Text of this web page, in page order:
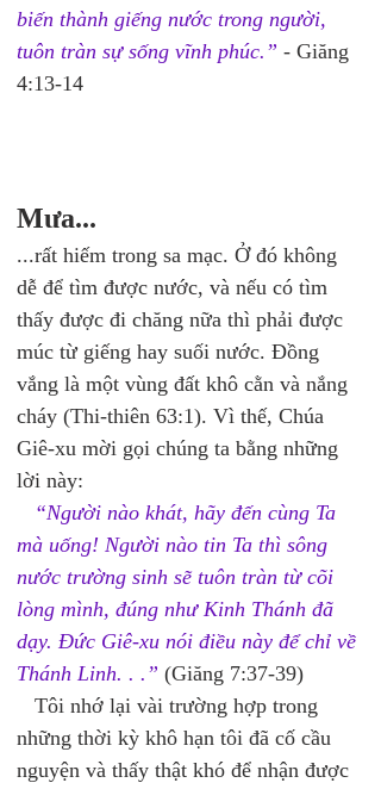
biến thành giếng nước trong người,
tuôn tràn sự sống vĩnh phúc.” - Giăng
4:13-14
Mưa...
...rất hiếm trong sa mạc. Ở đó không
dễ để tìm được nước, và nếu có tìm
thấy được đi chăng nữa thì phải được
múc từ giếng hay suối nước. Đồng
vắng là một vùng đất khô cằn và nắng
cháy (Thi-thiên 63:1). Vì thế, Chúa
Giê-xu mời gọi chúng ta bằng những
lời này:
“Người nào khát, hãy đến cùng Ta
mà uống! Người nào tin Ta thì sông
nước trường sinh sẽ tuôn tràn từ cõi
lòng mình, đúng như Kinh Thánh đã
dạy. Đức Giê-xu nói điều này để chỉ về
Thánh Linh. . .” (Giăng 7:37-39)
Tôi nhớ lại vài trường hợp trong
những thời kỳ khô hạn tôi đã cố cầu
nguyện và thấy thật khó để nhận được